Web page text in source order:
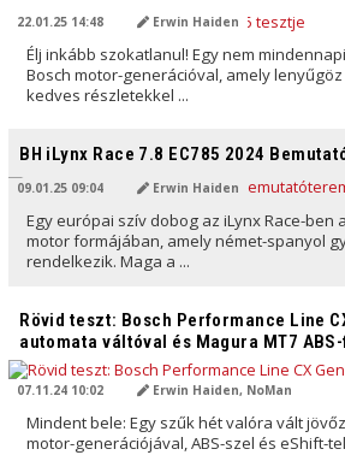
22.01.25 14:48 Erwin Haiden
Élj inkább szokatlanul! Egy nem
Bosch motor-generációval, amely
kedves részletekkel ...
BH iLynx Race 7.8 EC785 2024
09.01.25 09:04 Erwin Haiden
Egy európai szív dobog az iLynx Race-ben
motor formájában, amely német-spanyol
rendelkezik. Maga a ...
Rövid teszt: Bosch Performance Line
automata váltóval és Magura MT7
07.11.24 10:02 Erwin Haiden, NoMan
Mindent bele: Egy szűk hét valóra vált
motor-generációjával, ABS-szel és eShift-